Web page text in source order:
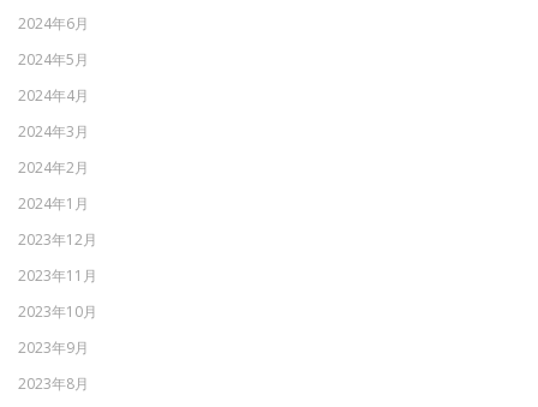
2024年6月
2024年5月
2024年4月
2024年3月
2024年2月
2024年1月
2023年12月
2023年11月
2023年10月
2023年9月
2023年8月